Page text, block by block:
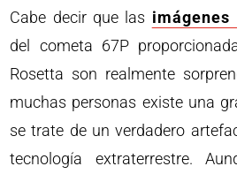
Cabe decir que las
del cometa 67P
Rosetta son realmente
muchas personas existe una
se trate de un verdadero
tecnología extraterrestre.